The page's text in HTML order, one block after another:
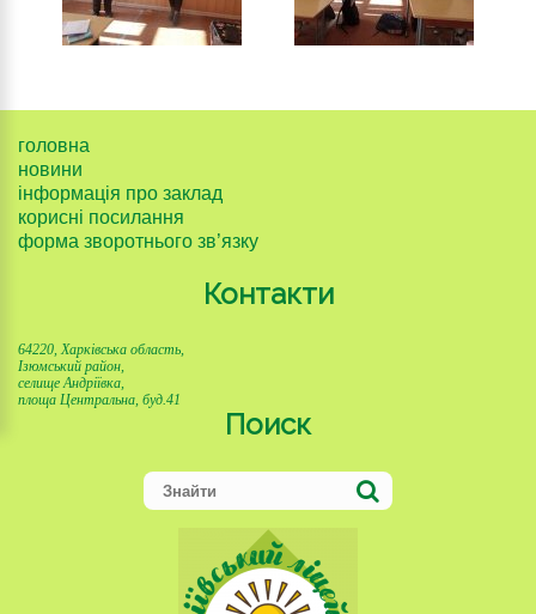
головна
новини
інформація про заклад
корисні посилання
форма зворотнього зв’язку
Контакти
64220, Харківська область,
Ізюмський район,
селище Андріївка,
площа Центральна, буд.41
Поиск